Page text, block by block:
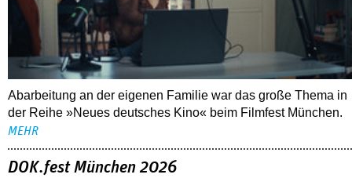
Abarbeitung an der eigenen Familie war das große Thema in
der Reihe »Neues deutsches Kino« beim Filmfest München.
MEHR
DOK.fest München 2026